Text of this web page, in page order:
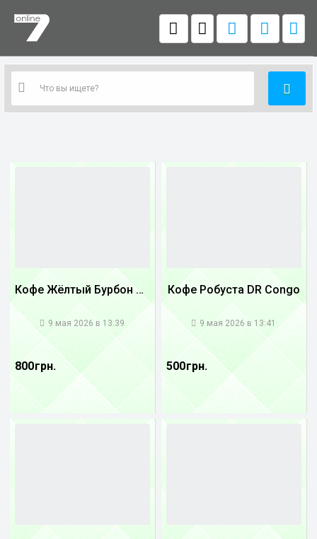
Кофе Жёлтый Бурбон Бразилия
9 мая 2026 в 13:39
800 грн.
Кофе Робуста DR Congo
9 мая 2026 в 13:41
500 грн.